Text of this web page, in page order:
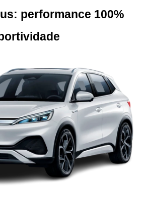
performance 100%